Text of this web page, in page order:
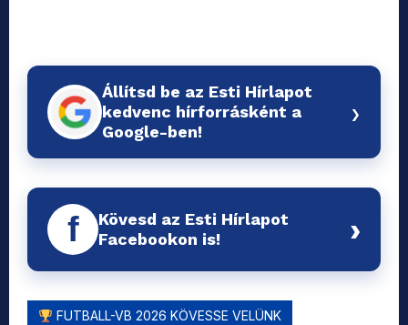
Állítsd be az Esti Hírlapot
kedvenc hírforrásként a
Google-ben!
›
f
Kövesd az Esti Hírlapot
Facebookon is!
›
FUTBALL-VB 2026 KÖVESSE VELÜNK